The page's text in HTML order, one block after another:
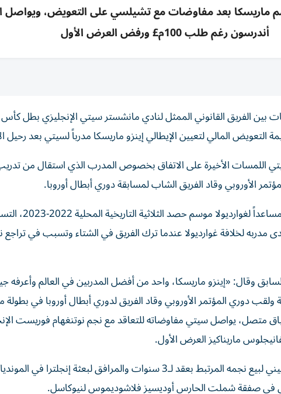
بعد مفاوضات مع تشيلسي على التعويض، ويواصل
أندرسون رغم طلب 100م£ ورفض العرض الأول
الفريق القانوني الممثل لنادي مانشستر سيتي الإنجليزي بطل كأس
المالي لتعيين الإيطالي إينزو ماريسكا مدرباً لسيتي بعد رحيل
اللمسات الأخيرة على الاتفاق بخصوص المدرب الذي استقال من تدريب
الأوروبي وقاد الفريق الشاب لمسابقة دوري أبطال أوروبا.
وفضل سيتي، الذي
لدى مدربه لخلافة غوارديولا عندما ترك الفريق في الشتاء وتسبب في
وقال: «إينزو ماريسكا، واحد من أفضل المدربين في العالم
ولقب دوري المؤتمر الأوروبي وقاد الفريق لدوري أبطال أوروبا في
متصل، يواصل سيتي مفاوضاته للتعاقد مع نجم نوتنغهام فوريست
ويريد المالك اليوناني 100 مليون إسترليني لبيع نجمه المرتبط بعقد لـ3 سنوات